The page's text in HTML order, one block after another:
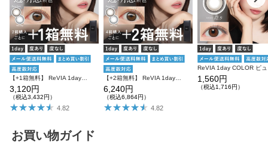
3,120円
（税込3,432円）
4.82
6,240円
（税込6,864円）
4.82
1,560円
（税込1,716円）
お買い物ガイド